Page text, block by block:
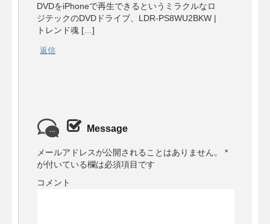
DVDをiPhoneで再生できるというミラクルなロ
ジテックのDVDドライブ、LDR-PS8WU2BKW |
トレンド魂 […]
返信
Message
メールアドレスが公開されることはありません。
*
が付いている欄は必須項目です
コメント